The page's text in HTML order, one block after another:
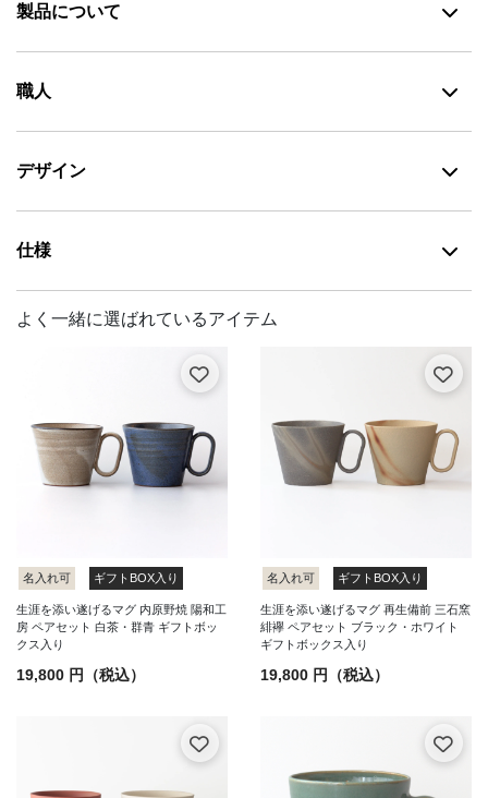
製品について
職人
デザイン
仕様
名入れ可 ギフトBOX入り
生涯を添い遂げるマグ 内原野焼 陽和工
房 ペアセット 白茶・群青 ギフトボッ
クス入り
19,800 円（税込）
名入れ可 ギフトBOX入り
生涯を添い遂げるマグ 再生備前 三石窯
緋襷 ペアセット ブラック・ホワイト
ギフトボックス入り
19,800 円（税込）